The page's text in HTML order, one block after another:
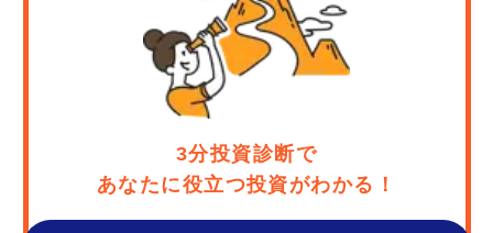
3分投資診断で
あなたに役立つ投資がわかる！